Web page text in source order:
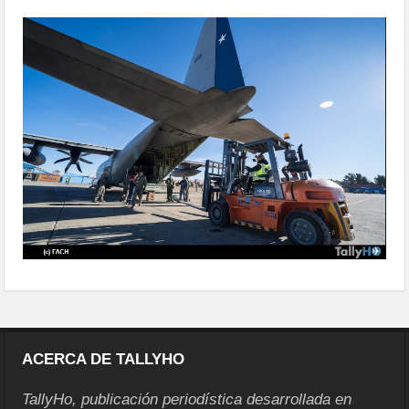
transportando-ayuda-humanitaria-
en-bolivia-03
ACERCA DE TALLYHO
TallyHo, publicación periodística desarrollada en